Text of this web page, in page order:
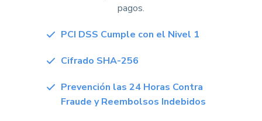
pagos.
PCI DSS Cumple con el Nivel 1
Cifrado SHA-256
Prevención las 24 Horas Contra
Fraude y Reembolsos Indebidos